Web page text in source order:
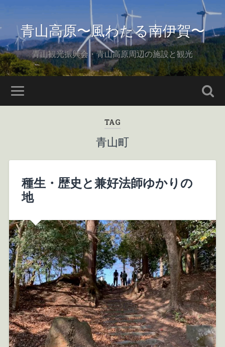
青山高原〜風わたる南伊賀〜
青山観光振興会・青山高原周辺の施設と観光
TAG
青山町
種生・歴史と兼好法師ゆかりの
地